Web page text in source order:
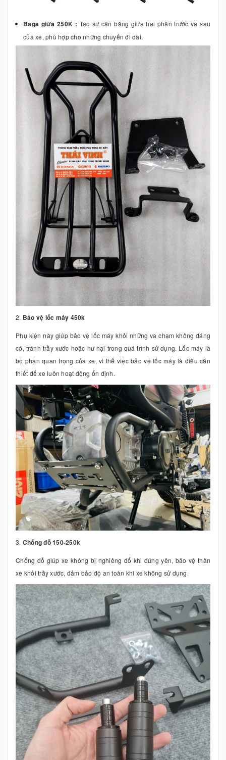
Baga giữa 250K : Tạo sự cân bằng giữa hai phần trước và sau
của xe, phù hợp cho những chuyến đi dài.
2. Bảo vệ lốc máy 450k
Phụ kiện này giúp bảo vệ lốc máy khỏi những va chạm không đáng
có, tránh trầy xước hoặc hư hại trong quá trình sử dụng. Lốc máy là
bộ phận quan trọng của xe, vì thế việc bảo vệ lốc máy là điều cần
thiết để xe luôn hoạt động ổn định.
3. Chống đỗ 150-250k
Chống đỗ giúp xe không bị nghiêng đổ khi đứng yên, bảo vệ thân
xe khỏi trầy xước, đảm bảo độ an toàn khi xe không sử dụng.